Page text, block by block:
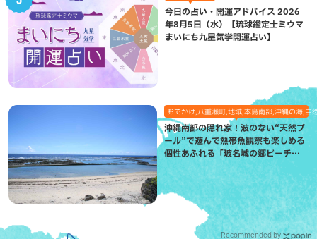
今日の占い・開運アドバイス 2026
年8月5日（水）【琉球鑑定士ミウマ
まいにち九星気学開運占い】
おでかけ,八重瀬町,地域,本島南部,沖縄の海,自
沖縄南部の隠れ家！波のない“天然プ
ール”で遊んで熱帯魚観察も楽しめる
個性あふれる「玻名城の郷ビーチ」
（八重瀬町）
Recommended by